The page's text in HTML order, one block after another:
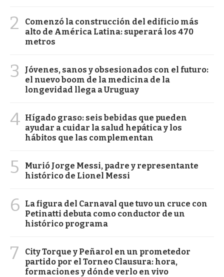
2
Comenzó la construcción del edificio más
alto de América Latina: superará los 470
metros
3
Jóvenes, sanos y obsesionados con el futuro:
el nuevo boom de la medicina de la
longevidad llega a Uruguay
4 Hígado graso: seis bebidas que pueden
ayudar a cuidar la salud hepática y los
hábitos que las complementan
5
Murió Jorge Messi, padre y representante
histórico de Lionel Messi
6
La figura del Carnaval que tuvo un cruce con
Petinatti debuta como conductor de un
histórico programa
7
City Torque y Peñarol en un prometedor
partido por el Torneo Clausura: hora,
formaciones y dónde verlo en vivo